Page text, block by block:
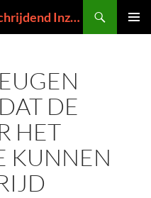
Ask The Real Jesus – Voortschrijdend Inzicht in de Zin van het Leven
DE
HET
KUNNEN